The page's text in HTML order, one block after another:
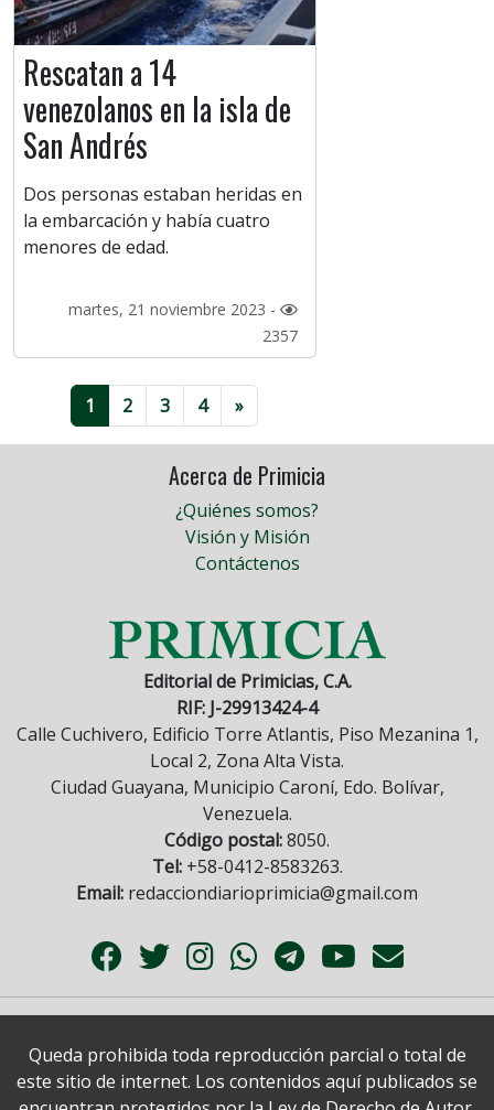
Rescatan a 14
venezolanos en la isla de
San Andrés
Dos personas estaban heridas en
la embarcación y había cuatro
menores de edad.
martes, 21 noviembre 2023 -
2357
1 2 3 4 »
Acerca de Primicia
¿Quiénes somos?
Visión y Misión
Contáctenos
Editorial de Primicias, C.A.
RIF: J-29913424-4
Calle Cuchivero, Edificio Torre Atlantis, Piso Mezanina 1,
Local 2, Zona Alta Vista.
Ciudad Guayana, Municipio Caroní, Edo. Bolívar,
Venezuela.
Código postal:8050.
Tel:+58-0412-8583263.
Email: redacciondiarioprimicia@gmail.com
Queda prohibida toda reproducción parcial o total de
este sitio de internet. Los contenidos aquí publicados se